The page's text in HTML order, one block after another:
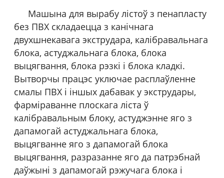
Машына для вырабу лістоў з пенапласту
без ПВХ складаецца з канічнага
двухшнекавага экструдара, калібравальнага
блока, астуджальнага блока, блока
выцягвання, блока рэзкі і блока кладкі.
Вытворчы працэс уключае расплаўленне
смалы ПВХ і іншых дабавак у экструдары,
фарміраванне плоскага ліста ў
калібравальным блоку, астуджэнне яго з
дапамогай астуджальнага блока,
выцягванне яго з дапамогай блока
выцягвання, разразанне яго да патрэбнай
даўжыні з дапамогай рэжучага блока і